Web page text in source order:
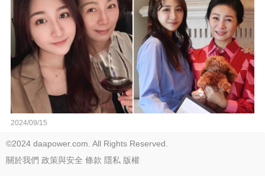
2024/09/15
©2024 daapower.com. All Rights Reserved.
關於我們 政策與安全 條款 隱私 版權